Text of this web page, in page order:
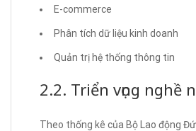
E-commerce
Phân tích dữ liệu kinh doanh
Quản trị hệ thống thông tin
2.2. Triển vọng nghề
Theo thống kê của Bộ Lao động